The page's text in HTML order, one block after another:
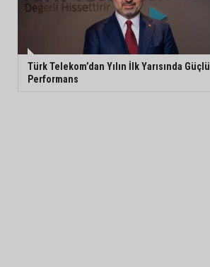
Türk Telekom’dan Yılın İlk Yarısında Güçlü
Performans